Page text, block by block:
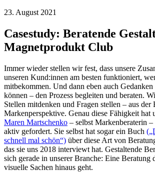
23. August 2021
Casestudy: Beratende
Magnetprodukt Club
Immer wieder stellen wir fest, dass unsere
unseren Kund:innen am besten funktioniert,
mitbekommen. Und dann eben auch
können – den Prozess begleiten und beraten.
Stellen mitdenken und Fragen stellen – aus der
Markenperspektive. Genau diese Fähigkeit hat
Maren Martschenko – selbst Markenberaterin –
aktiv gefordert. Sie selbst hat sogar ein Buch
schnell mal schön“) über diese Art von
das sie uns 2018 interviewt hat. Gestaltende
sich gerade in unserer Branche: Eine Beratung
visuelle Sachen hinaus geht.